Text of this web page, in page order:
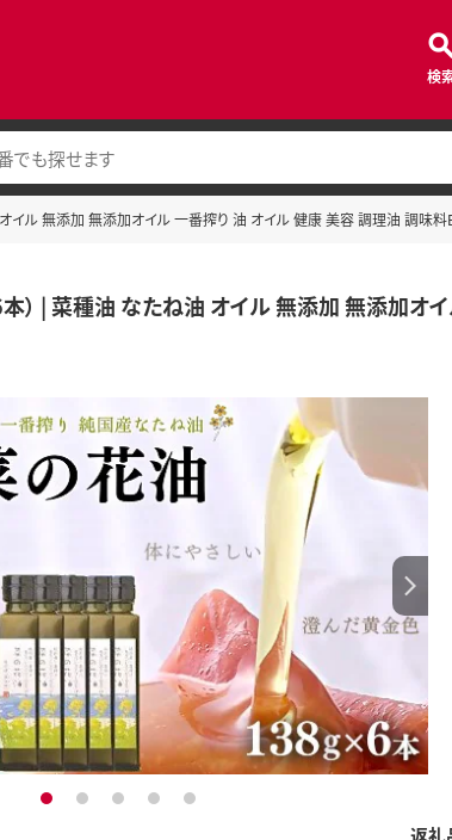
検
イル 無添加 無添加オイル 一番搾り 油 オイル 健康 美容 調理油 調味料
） | 菜種油 なたね油 オイル 無添加 無添加オ
1 2 3 4 5
返礼